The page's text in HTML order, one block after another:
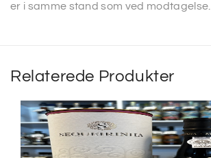
er i samme stand som ved modtagelse.
Relaterede Produkter